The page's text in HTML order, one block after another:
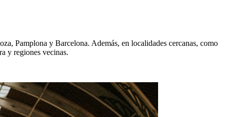
Pamplona y Barcelona. Además, en localidades cercanas, como
y regiones vecinas.